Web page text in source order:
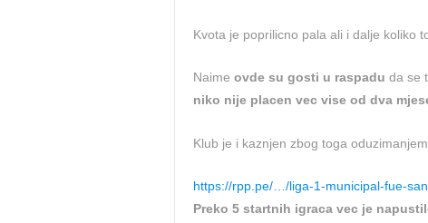
Kvota je poprilicno pala ali i dalje koliko
Naime ovde su gosti u raspadu da se
niko nije placen vec vise od dva
Klub je i kaznjen zbog toga
https://rpp.pe/…/liga-1-municipal-fue-
Preko 5 startnih igraca vec je